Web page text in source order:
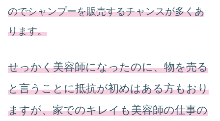
のでシャンプーを販売するチャンスが多くあ
ります。
せっかく美容師になったのに、物を売る
と言うことに抵抗が初めはある方もおり
ますが、家でのキレイも美容師の仕事の